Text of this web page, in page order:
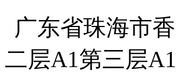
广东省珠海市
二层A1第三层